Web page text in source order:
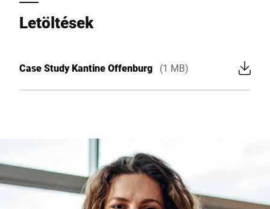
Letöltések
Case Study Kantine Offenburg (1 MB)